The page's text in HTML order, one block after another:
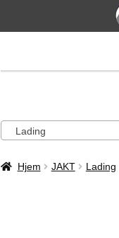
Lading
Hjem JAKT Lading